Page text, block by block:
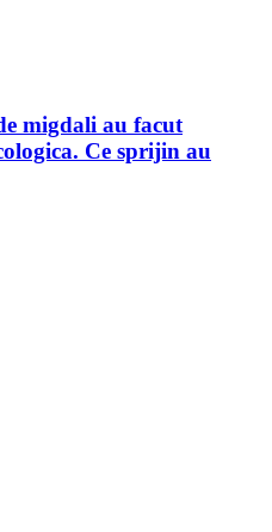
migdali au facut
Ce sprijin au